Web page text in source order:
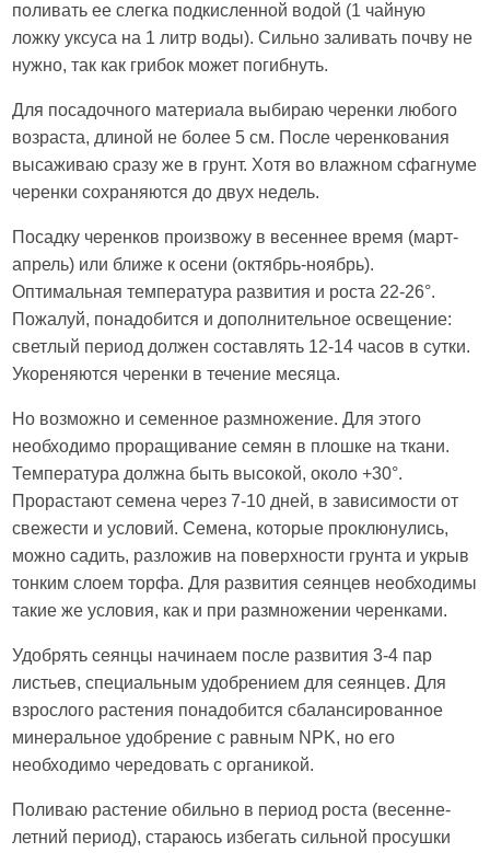
поливать ее слегка подкисленной водой (1 чайную
ложку уксуса на 1 литр воды). Сильно заливать почву не
нужно, так как грибок может погибнуть.
Для посадочного материала выбираю черенки любого
возраста, длиной не более 5 см. После черенкования
высаживаю сразу же в грунт. Хотя во влажном сфагнуме
черенки сохраняются до двух недель.
Посадку черенков произвожу в весеннее время (март-
апрель) или ближе к осени (октябрь-ноябрь).
Оптимальная температура развития и роста 22-26°.
Пожалуй, понадобится и дополнительное освещение:
светлый период должен составлять 12-14 часов в сутки.
Укореняются черенки в течение месяца.
Но возможно и семенное размножение. Для этого
необходимо проращивание семян в плошке на ткани.
Температура должна быть высокой, около +30°.
Прорастают семена через 7-10 дней, в зависимости от
свежести и условий. Семена, которые проклюнулись,
можно садить, разложив на поверхности грунта и укрыв
тонким слоем торфа. Для развития сеянцев необходимы
такие же условия, как и при размножении черенками.
Удобрять сеянцы начинаем после развития 3-4 пар
листьев, специальным удобрением для сеянцев. Для
взрослого растения понадобится сбалансированное
минеральное удобрение с равным NPK, но его
необходимо чередовать с органикой.
Поливаю растение обильно в период роста (весенне-
летний период), стараюсь избегать сильной просушки